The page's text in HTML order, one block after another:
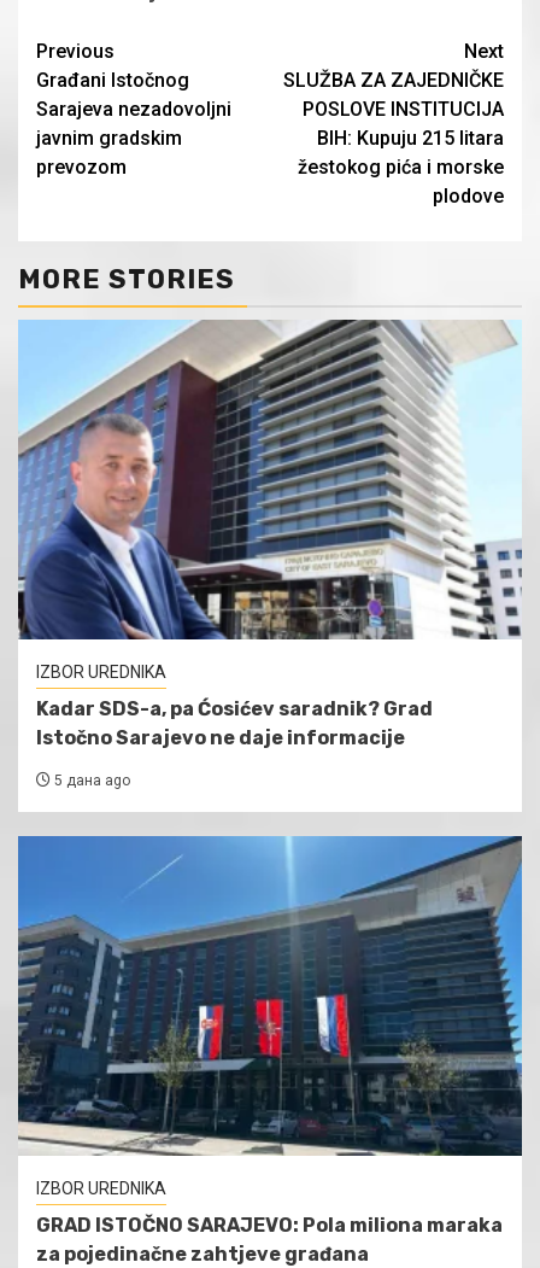
Continue
Reading
Previous
Građani Istočnog
Sarajeva nezadovoljni
javnim gradskim
prevozom
Next
SLUŽBA ZA ZAJEDNIČKE
POSLOVE INSTITUCIJA
BIH: Kupuju 215 litara
žestokog pića i morske
plodove
MORE STORIES
IZBOR UREDNIKA
Kadar SDS-a, pa Ćosićev saradnik? Grad
Istočno Sarajevo ne daje informacije
5 дана ago
IZBOR UREDNIKA
GRAD ISTOČNO SARAJEVO: Pola miliona maraka
za pojedinačne zahtjeve građana